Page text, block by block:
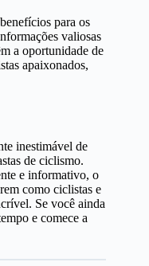
para os
valiosas
a oportunidade de
apaixonados,
inestimável de
de ciclismo.
e informativo, o
como ciclistas e
Se você ainda
e comece a